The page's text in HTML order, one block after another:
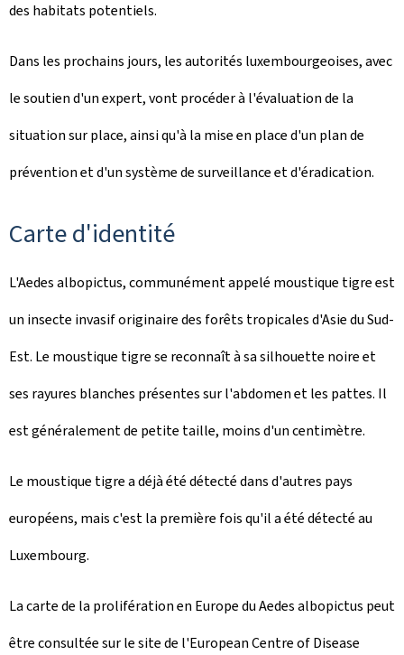
des habitats potentiels.
Dans les prochains jours, les autorités luxembourgeoises, avec
le soutien d'un expert, vont procéder à l'évaluation de la
situation sur place, ainsi qu'à la mise en place d'un plan de
prévention et d'un système de surveillance et d'éradication.
Carte d'identité
L'Aedes albopictus, communément appelé moustique tigre est
un insecte invasif originaire des forêts tropicales d'Asie du Sud-
Est. Le moustique tigre se reconnaît à sa silhouette noire et
ses rayures blanches présentes sur l'abdomen et les pattes. Il
est généralement de petite taille, moins d'un centimètre.
Le moustique tigre a déjà été détecté dans d'autres pays
européens, mais c'est la première fois qu'il a été détecté au
Luxembourg.
La carte de la prolifération en Europe du Aedes albopictus peut
être consultée sur le site de l'European Centre of Disease